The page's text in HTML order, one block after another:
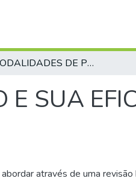
AS MODALIDADES DE PRISÃO E SUA EFICÁCIA NO DIREITO BRASILEIRO
SUA
através de uma revisão